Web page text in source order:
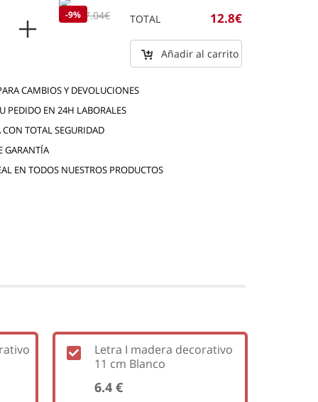
-9%
6.4€ 7.04€ TOTAL 12.8€
Añadir al carrito
CAMBIOS Y DEVOLUCIONES
PEDIDO EN 24H LABORALES
TOTAL SEGURIDAD
GARANTÍA
EN TODOS NUESTROS PRODUCTOS
Letra I madera decorativo
11 cm Blanco
6.4 €